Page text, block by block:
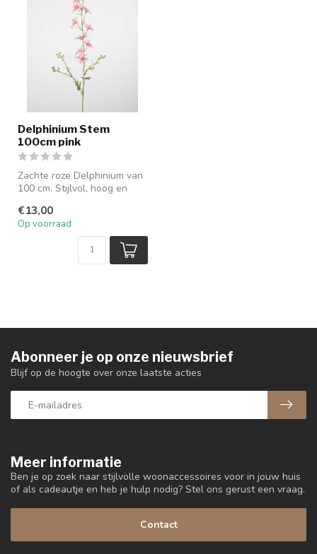
Delphinium Stem
100cm pink
Zachte roze Delphinium van
100 cm. Stijlvol, hoog en
€13,00
Op voorraad
Meer informatie
Ben je op zoek naar stijlvolle woonaccessoires voor in jouw huis
of als cadeautje en heb je hulp nodig? Stel ons gerust een vraag.
Contact
Abonneer je op onze nieuwsbrief
Blijf op de hoogte over onze laatste acties